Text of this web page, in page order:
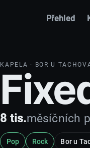
Přehled
KAPELA · BOR U
8 tis.měsíčních
Pop Rock Bor u